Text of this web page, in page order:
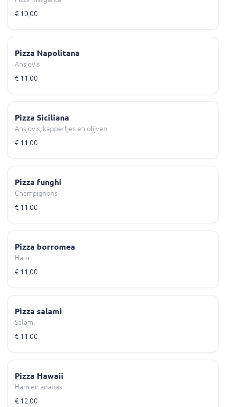
€ 10,00
Pizza Napolitana
Ansjovis
€ 11,00
Pizza Siciliana
Ansjovis, kappertjes en olijven
€ 11,00
Pizza funghi
Champignons
€ 11,00
Pizza borromea
Ham
€ 11,00
Pizza salami
Salami
€ 11,00
Pizza Hawaii
Ham en ananas
€ 12,00